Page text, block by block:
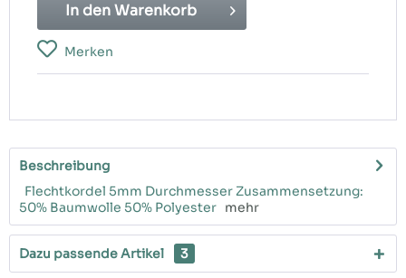
In den Warenkorb
Merken
Beschreibung
Flechtkordel 5mm Durchmesser Zusammensetzung:
50% Baumwolle 50% Polyester mehr
Dazu passende Artikel 3